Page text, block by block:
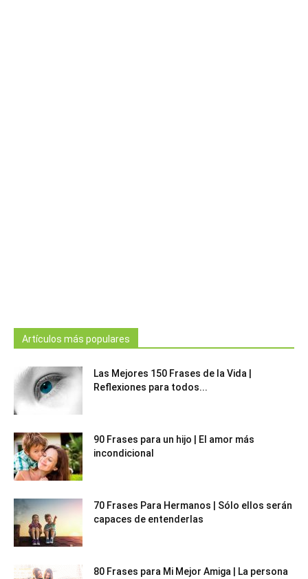
Artículos más populares
Las Mejores 150 Frases de la Vida |
Reflexiones para todos...
90 Frases para un hijo | El amor más
incondicional
70 Frases Para Hermanos | Sólo ellos serán
capaces de entenderlas
80 Frases para Mi Mejor Amiga | La persona